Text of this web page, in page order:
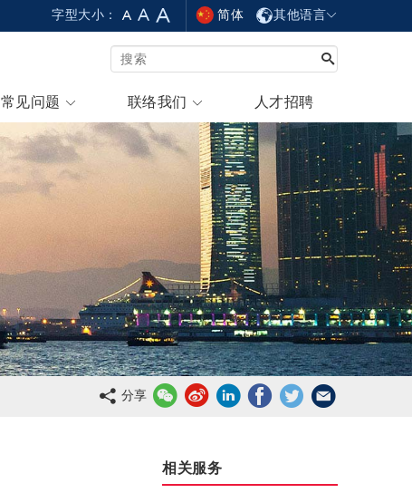
字型大小： 简体 其他语言
常见问题 联络我们 人才招聘
分享
相关服务